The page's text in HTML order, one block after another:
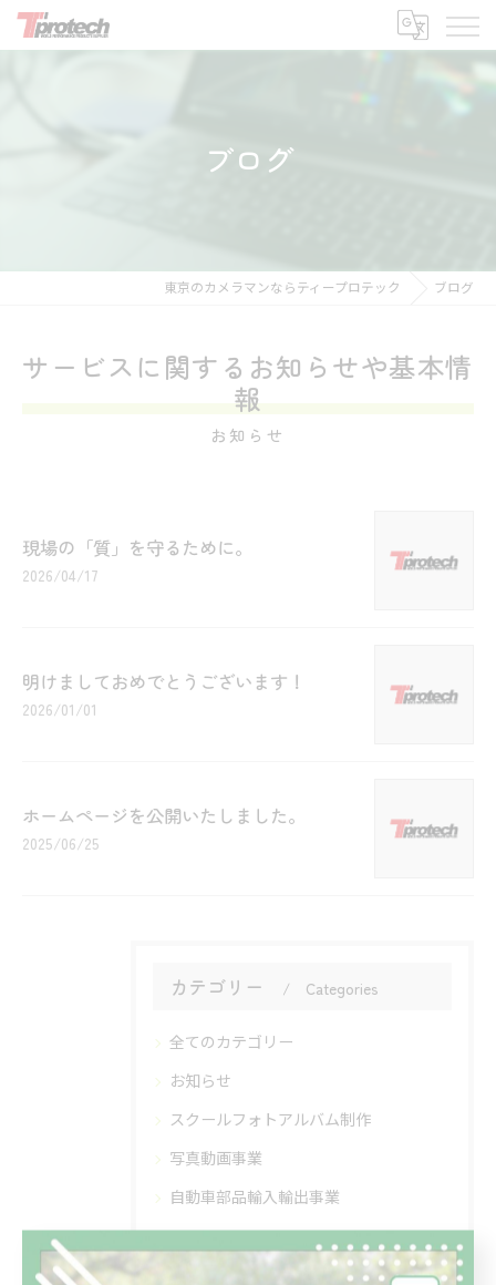
ブログ
東京のカメラマンならティープロテック ブログ
サービスに関するお知らせや基本情
報
お知らせ
現場の「質」を守るために。
2026/04/17
明けましておめでとうございます！
2026/01/01
ホームページを公開いたしました。
2025/06/25
カテゴリー Categories
全てのカテゴリー
お知らせ
スクールフォトアルバム制作
写真動画事業
自動車部品輸入輸出事業